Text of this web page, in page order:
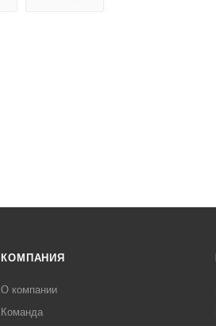
КОМПАНИЯ
О компании
Команда